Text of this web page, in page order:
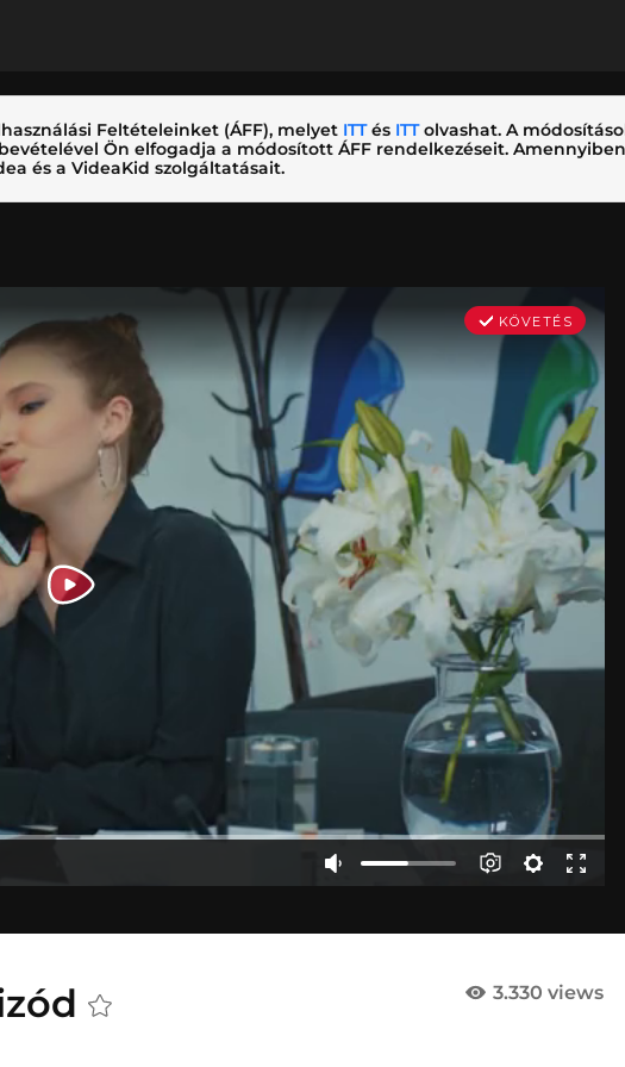
Feltételeinket (ÁFF), melyet ITTés ITTolvashat. A
Ön elfogadja a módosított ÁFF rendelkezéseit.
és a VideaKid szolgáltatásait.
3.330 views